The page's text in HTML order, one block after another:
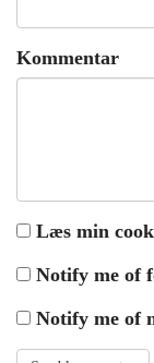
Kommentar
Læs min
Notify me of
Notify me of